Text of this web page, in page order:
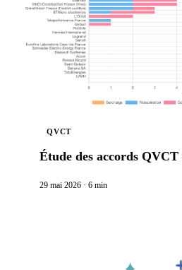
QVCT
Étude des accords
29 mai 2026 · 6 min